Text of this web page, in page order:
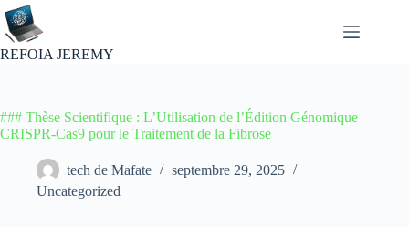
Passer
au
contenu
REFOIA JEREMY
### Thèse Scientifique : L’Utilisation de l’Édition Génomique
CRISPR-Cas9 pour le Traitement de la Fibrose
tech de Mafate
septembre 29, 2025
Uncategorized